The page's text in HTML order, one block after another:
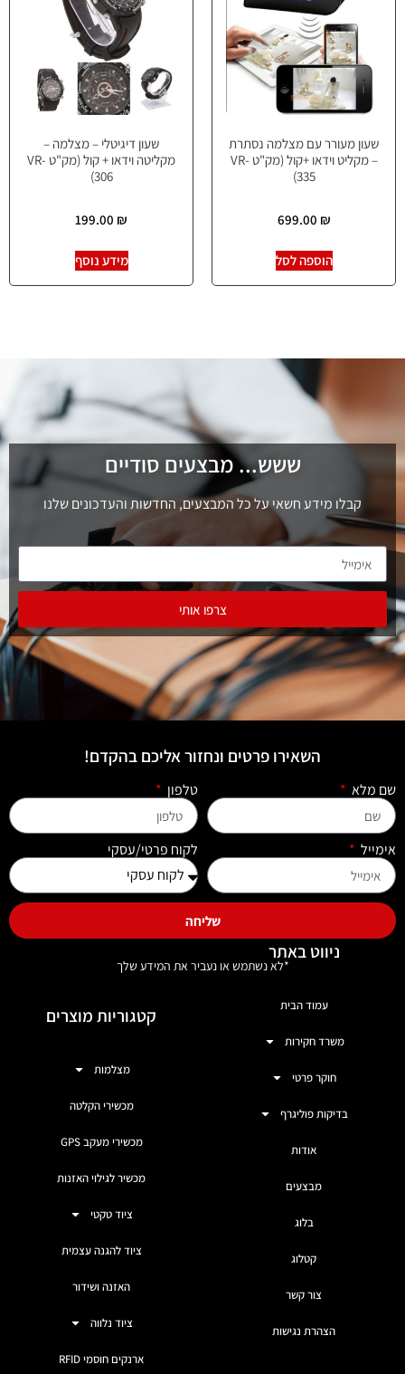
שעון מעורר עם מצלמה נסתרת
– מקליט וידאו +קול (מק"ט VR-
335)
699.00 ₪
הוספה לסל
שעון דיגיטלי – מצלמה –
מקליטה וידאו + קול (מק"ט VR-
306)
199.00 ₪
מידע נוסף
ששש... מבצעים סודיים
קבלו מידע חשאי על כל המבצעים, החדשות והעדכונים שלנו
צרפו אותי
השאירו פרטים ונחזור אליכם בהקדם!
שם מלא טלפון
אימייל לקוח פרטי/עסקי
שליחה
*לא נשתמש או נעביר את המידע שלך
ניווט באתר
עמוד הבית
משרד חקירות
חוקר פרטי
בדיקות פוליגרף
אודות
מבצעים
בלוג
קטלוג
צור קשר
הצהרת נגישות
קטגוריות מוצרים
מצלמות
מכשירי הקלטה
מכשירי מעקב GPS
מכשיר לגילוי האזנות
ציוד טקטי
ציוד להגנה עצמית
האזנה ושידור
ציוד נלווה
ארנקים חוסמי RFID